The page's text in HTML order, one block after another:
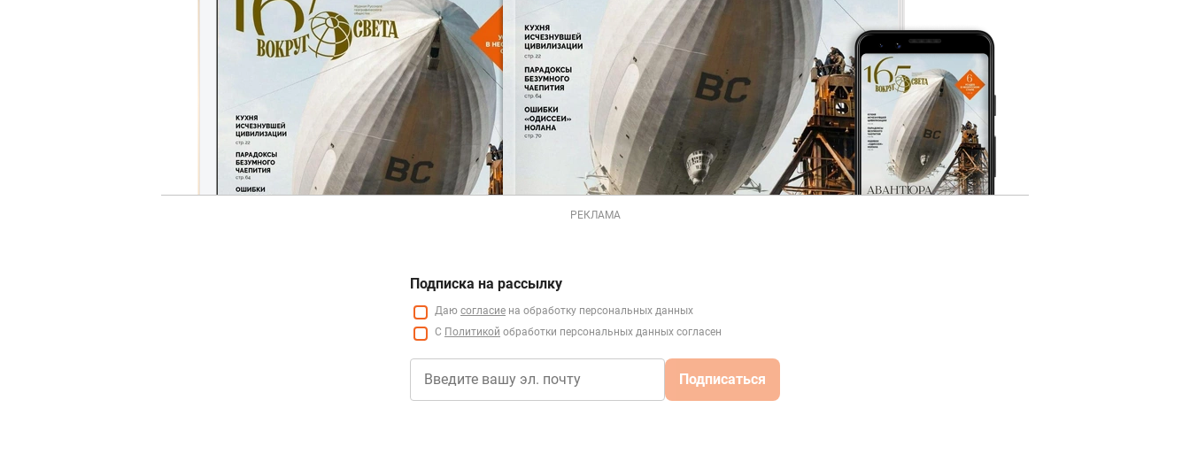
РЕКЛАМА
Подписка на рассылку
Даю согласие на обработку персональных данных
С Политикой обработки персональных данных согласен
Подписаться